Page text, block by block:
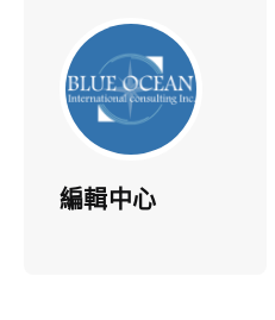
編輯中心